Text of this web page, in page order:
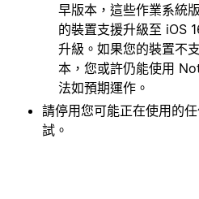
早版本，這些作業系統
的裝置支援升級至 iOS
升級。如果您的裝置不
本，您或許仍能使用
法如預期運作。
請停用您可能正在使用的
試。